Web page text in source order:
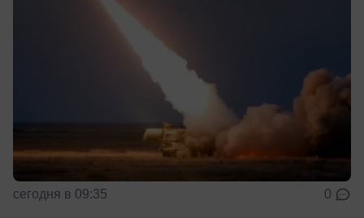
сегодня в 09:35 0